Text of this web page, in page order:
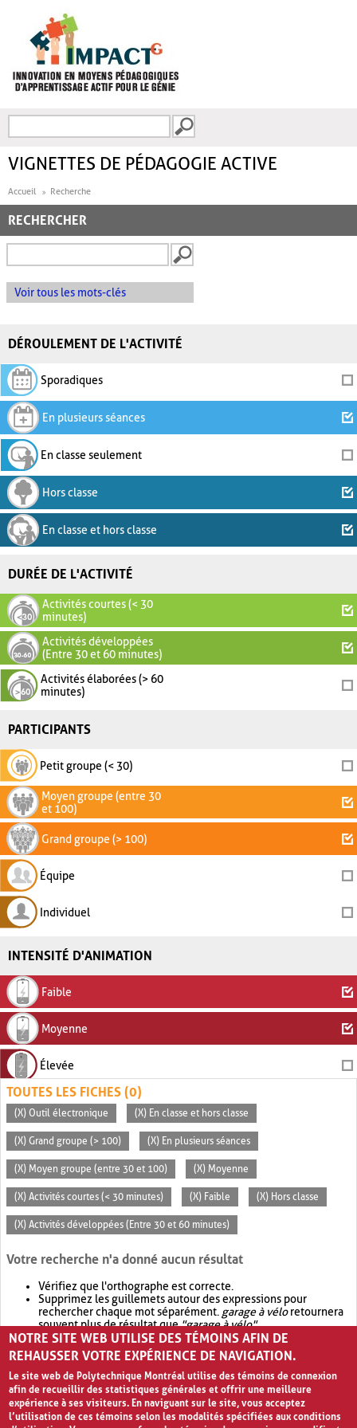
FORMULAIRE DE
VIGNETTES DE PÉDAGOGIE ACTIVE
Accueil Recherche
RECHERCHER
Voir tous les mots-clés
DÉROULEMENT DE L'ACTIVITÉ
Sporadiques
En plusieurs séances
En classe seulement
Hors classe
En classe et hors classe
DURÉE DE L'ACTIVITÉ
Activités courtes (< 30
minutes)
Activités développées
(Entre 30 et 60 minutes)
Activités élaborées (> 60
minutes)
PARTICIPANTS
Petit groupe (< 30)
Moyen groupe (entre 30
et 100)
Grand groupe (> 100)
Équipe
Individuel
INTENSITÉ D'ANIMATION
Faible
Moyenne
Élevée
TOUTES LES FICHES (0)
(X) Outil électronique (X) En classe et hors classe
(X) Grand groupe (> 100) (X) En plusieurs séances
(X) Moyen groupe (entre 30 et 100) (X) Moyenne
(X) Activités courtes (< 30 minutes) (X) Faible (X) Hors classe
(X) Activités développées (Entre 30 et 60 minutes)
Votre recherche n'a donné aucun résultat
Vérifiez que l'orthographe est correcte.
Supprimez les guillemets autour des expressions pour
rechercher chaque mot séparément. garage à véloretournera
souvent plus de résultat que"garage à vélo".
Envisagez d'élargir votre recherche avec OR.garage OR vélo
retournera souvent plus de résultat quegarage à vélo
NOTRE SITE WEB UTILISE DES TÉMOINS AFIN DE
REHAUSSER VOTRE EXPÉRIENCE DE NAVIGATION.
Le site web de Polytechnique Montréal utilise des témoins de connexion
afin de recueillir des statistiques générales et offrir une meilleure
expérience à ses visiteurs. En naviguant sur le site, vous acceptez
l’utilisation de ces témoins selon les modalités spécifiées aux conditions